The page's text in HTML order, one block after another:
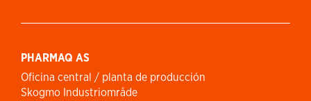
PHARMAQ AS
Oficina central / planta de producción
Skogmo Industriområde